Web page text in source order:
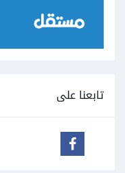
تابعنا على